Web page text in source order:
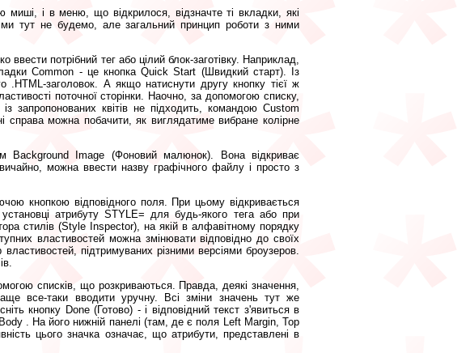
і в меню, що відкрилося, відзначте ті вкладки, які
тут не будемо, але загальний принцип роботи з ними
потрібний тег або цілий блок-заготівку. Наприклад,
Common - це кнопка Quick Start (Швидкий старт). Із
заголовок. А якщо натиснути другу кнопку тієї ж
поточної сторінки. Наочно, за допомогою списку,
запропонованих квітів не підходить, командою Custom
справа можна побачити, як виглядатиме вибране колірне
Image (Фоновий малюнок). Вона відкриває
можна ввести назву графічного файлу і просто з
кнопкою відповідного поля. При цьому відкривається
атрибуту STYLE= для будь-якого тега або при
стилів (Style Inspector), на якій в алфавітному порядку
властивостей можна змінювати відповідно до своїх
підтримуваних різними версіями броузеров.
списків, що розкриваються. Правда, деякі значення,
все-таки вводити уручну. Всі зміни значень тут же
кнопку Done (Готово) - і відповідний текст з'явиться в
. На його нижній панелі (там, де є поля Left Margin, Top
цього значка означає, що атрибути, представлені в